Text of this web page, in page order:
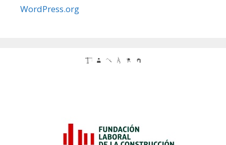
WordPress.org